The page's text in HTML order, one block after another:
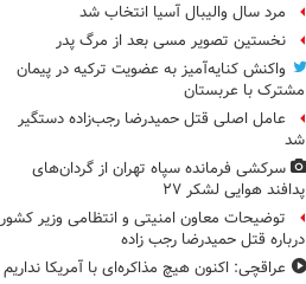
مرد سال والیبال آسیا انتخاب شد
نخستین تصویر مسی بعد از مرگ پدر
واکنش کنایه‌آمیز به عضویت ترکیه در پیمان
مشترک با عربستان
عامل اصلی قتل حمیدرضا رجب‌زاده دستگیر
شد
سرکشی فرمانده سپاه تهران از گردان‌های
پدافند هوایی لشکر ۲۷
توضیحات معاون امنیتی و انتظامی وزیر کشور
درباره قتل حمیدرضا رجب زاده
عراقچی: اکنون هیچ مذاکره‌ای با آمریکا نداریم